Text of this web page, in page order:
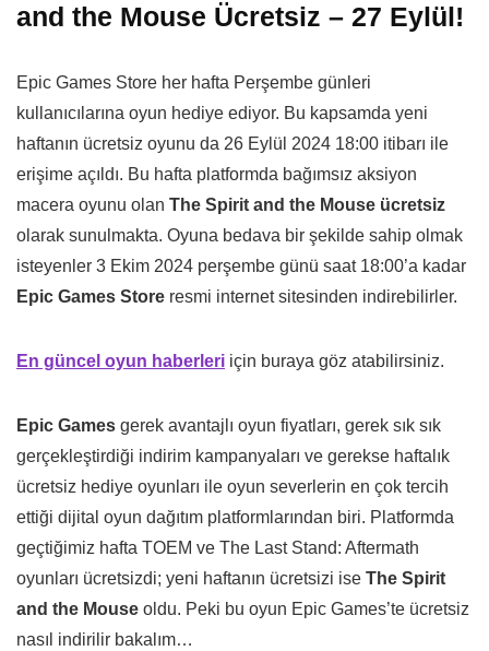
and the Mouse Ücretsiz – 27 Eylül!
Epic Games Store her hafta Perşembe günleri
kullanıcılarına oyun hediye ediyor. Bu kapsamda yeni
haftanın ücretsiz oyunu da 26 Eylül 2024 18:00 itibarı ile
erişime açıldı. Bu hafta platformda bağımsız aksiyon
macera oyunu olan The Spirit and the Mouse ücretsiz
olarak sunulmakta. Oyuna bedava bir şekilde sahip olmak
isteyenler 3 Ekim 2024 perşembe günü saat 18:00’a kadar
Epic Games Store resmi internet sitesinden indirebilirler.
En güncel oyun haberleri için buraya göz atabilirsiniz.
Epic Games gerek avantajlı oyun fiyatları, gerek sık sık
gerçekleştirdiği indirim kampanyaları ve gerekse haftalık
ücretsiz hediye oyunları ile oyun severlerin en çok tercih
ettiği dijital oyun dağıtım platformlarından biri. Platformda
geçtiğimiz hafta TOEM ve The Last Stand: Aftermath
oyunları ücretsizdi; yeni haftanın ücretsizi ise The Spirit
and the Mouse oldu. Peki bu oyun Epic Games’te ücretsiz
nasıl indirilir bakalım…